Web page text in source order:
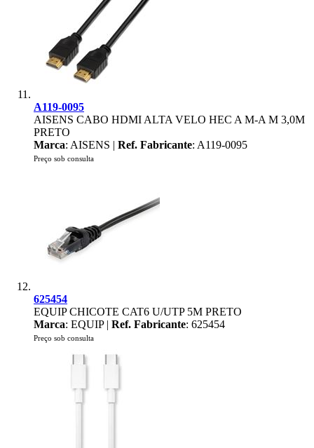
A119-0095
AISENS CABO HDMI ALTA VELO HEC A M-A M 3,0M
PRETO
Marca: AISENS | Ref. Fabricante: A119-0095
Preço sob consulta
625454
EQUIP CHICOTE CAT6 U/UTP 5M PRETO
Marca: EQUIP | Ref. Fabricante: 625454
Preço sob consulta